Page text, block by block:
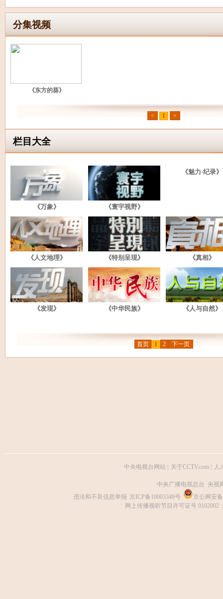
分集视频
《东方的葵》
< 1 >
栏目大全
《万象》 《寰宇视野》
《魅力·纪录》
《人文地理》 《特别呈现》 《真相》
《发现》 《中华民族》 《人与自然》
首页 1 2 下一页
中央电视台网站 关于CCTV.com 人
中央广播电视总台 央视
违法和不良信息举报 京ICP备10003349号
京公网安
网上传播视听节目许可证号 0102002